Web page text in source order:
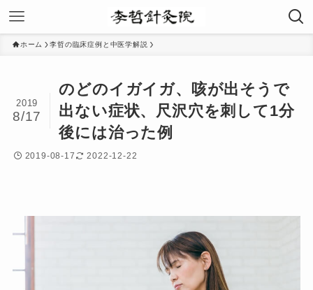
ホーム 李哲の臨床症例と中医学解説
のどのイガイガ、咳が出そうで
出ない症状、尺沢穴を刺して1分
後には治った例
2019
8/17
2019-08-17 2022-12-22